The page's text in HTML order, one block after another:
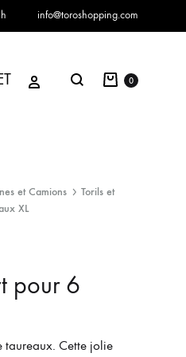
info@toroshopping.com
Se connecter
Chercher Panier
0
et Camions
Torils et
XL
pour 6
taureaux. Cette jolie